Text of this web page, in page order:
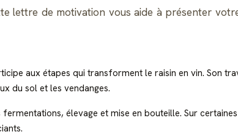
lettre de motivation vous aide à présenter
aux étapes qui transforment le raisin en vin. Son
du sol et les vendanges.
élevage et mise en bouteille. Sur